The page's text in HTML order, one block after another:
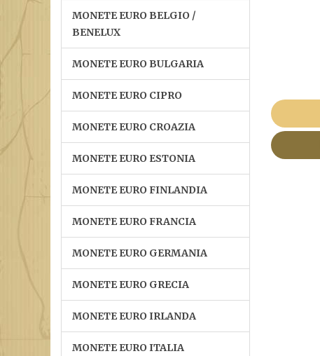
MONETE EURO BELGIO /
BENELUX
MONETE EURO BULGARIA
MONETE EURO CIPRO
MONETE EURO CROAZIA
MONETE EURO ESTONIA
MONETE EURO FINLANDIA
MONETE EURO FRANCIA
MONETE EURO GERMANIA
MONETE EURO GRECIA
MONETE EURO IRLANDA
MONETE EURO ITALIA